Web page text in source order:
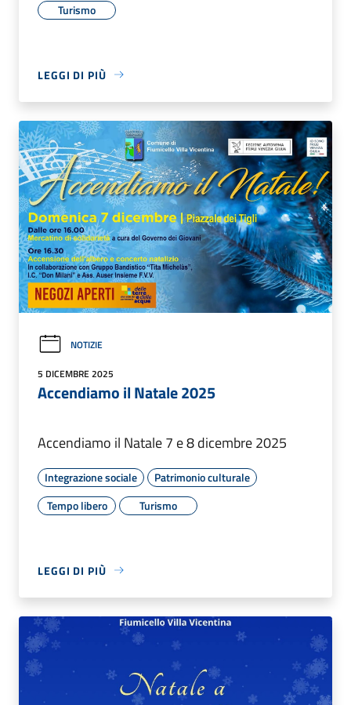
Turismo
LEGGI DI PIÙ
NOTIZIE
5 DICEMBRE 2025
Accendiamo il Natale 2025
Accendiamo il Natale 7 e 8 dicembre 2025
Integrazione sociale
Patrimonio culturale
Tempo libero
Turismo
LEGGI DI PIÙ